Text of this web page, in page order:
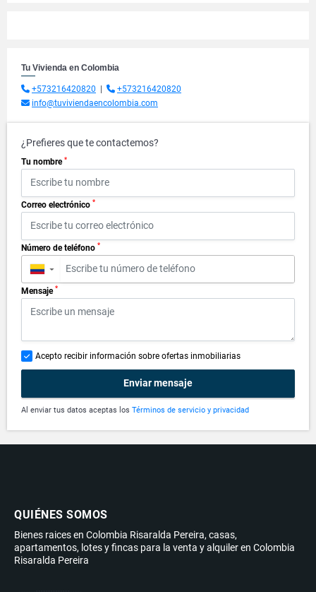
Tu Vivienda en Colombia
+573216420820
+573216420820
info@tuviviendaencolombia.com
¿Prefieres que te contactemos?
Tu nombre *
Correo electrónico *
Número de teléfono *
▼
Mensaje *
Acepto recibir información sobre ofertas inmobiliarias
Enviar mensaje
Al enviar tus datos aceptas los Términos de servicio y privacidad
QUIÉNES SOMOS
Bienes raices en Colombia Risaralda Pereira, casas,
apartamentos, lotes y fincas para la venta y alquiler en Colombia
Risaralda Pereira